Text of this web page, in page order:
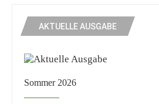
AKTUELLE AUSGABE
Sommer 2026